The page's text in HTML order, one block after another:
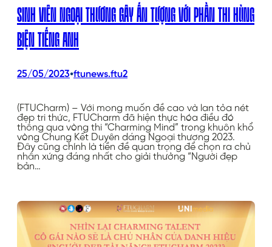
SINH VIÊN NGOẠI THƯƠNG GÂY ẤN TƯỢNG VỚI PHẦN THI HÙNG
BIỆN TIẾNG ANH
25/05/2023•ftunews.ftu2
(FTUCharm) – Với mong muốn đề cao và lan tỏa nét
đẹp tri thức, FTUCharm đã hiện thực hóa điều đó
thông qua vòng thi “Charming Mind” trong khuôn khổ
vòng Chung Kết Duyên dáng Ngoại thương 2023.
Đây cũng chính là tiền đề quan trọng để chọn ra chủ
nhân xứng đáng nhất cho giải thưởng “Người đẹp
bản…